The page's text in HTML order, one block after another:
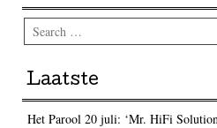
Search
Laatste
Het Parool 20 juli: ‘Mr. HiFi